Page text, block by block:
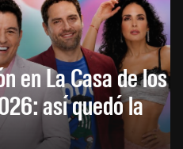
en La Casa de los
así quedó la